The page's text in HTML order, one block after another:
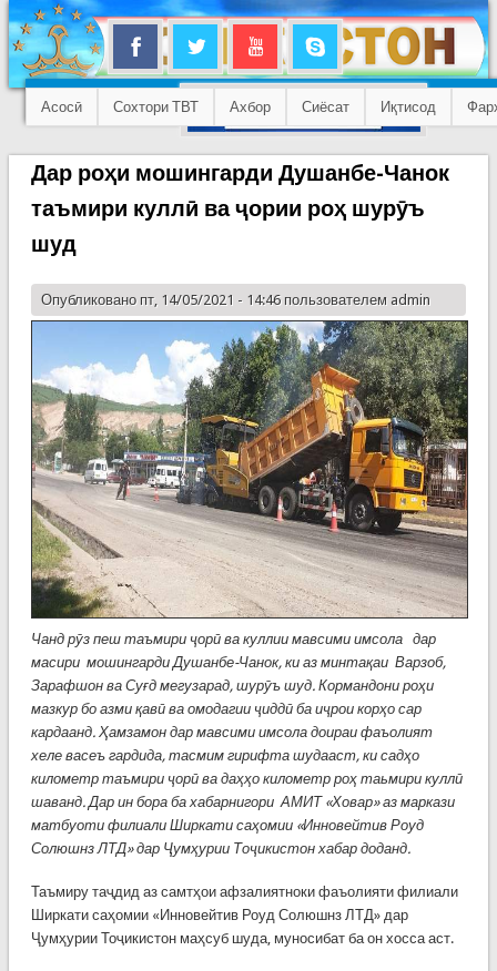
Асосӣ Сохтори ТВТ Ахбор Сиёсат Иқтисод
Дар роҳи мошингарди Душанбе-Чанок
таъмири куллӣ ва ҷории роҳ шурӯъ
шуд
Опубликовано пт, 14/05/2021 - 14:46 пользователем admin
Чанд рӯз пеш таъмири ҷорӣ ва куллии мавсими имсола дар
масири мошингарди Душанбе-Чанок, ки аз минтақаи Варзоб,
Зарафшон ва Суғд мегузарад, шурӯъ шуд. Кормандони роҳи
мазкур бо азми қавӣ ва омодагии ҷиддӣ ба иҷрои корҳо сар
кардаанд. Ҳамзамон дар мавсими имсола доираи фаъолият
хеле васеъ гардида, тасмим гирифта шудааст, ки садҳо
километр таъмири ҷорӣ ва даҳҳо километр роҳ таьмири куллӣ
шаванд. Дар ин бора ба хабарнигори АМИТ «Ховар» аз маркази
матбуоти филиали Ширкати саҳомии «Инновейтив Роуд
Солюшнз ЛТД» дар Ҷумҳурии Тоҷикистон хабар доданд.
Таъмиру таҷдид аз самтҳои афзалиятноки фаъолияти филиали
Ширкати саҳомии «Инновейтив Роуд Солюшнз ЛТД» дар
Ҷумҳурии Тоҷикистон маҳсуб шуда, муносибат ба он хосса аст.